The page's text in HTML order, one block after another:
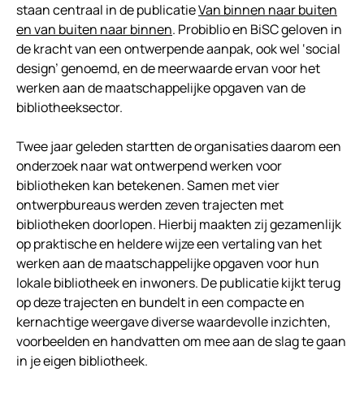
staan centraal in de publicatieVan binnen naar buiten
en van buiten naar binnen. Probiblio en BiSC geloven in
de kracht van een ontwerpende aanpak, ook wel ‘social
design’ genoemd, en de meerwaarde ervan voor het
werken aan de maatschappelijke opgaven van de
bibliotheeksector.
Twee jaar geleden startten de organisaties daarom een
onderzoek naar wat ontwerpend werken voor
bibliotheken kan betekenen. Samen met vier
ontwerpbureaus werden zeven trajecten met
bibliotheken doorlopen. Hierbij maakten zij gezamenlijk
op praktische en heldere wijze een vertaling van het
werken aan de maatschappelijke opgaven voor hun
lokale bibliotheek en inwoners. De publicatie kijkt terug
op deze trajecten en bundelt in een compacte en
kernachtige weergave diverse waardevolle inzichten,
voorbeelden en handvatten om mee aan de slag te gaan
in je eigen bibliotheek.